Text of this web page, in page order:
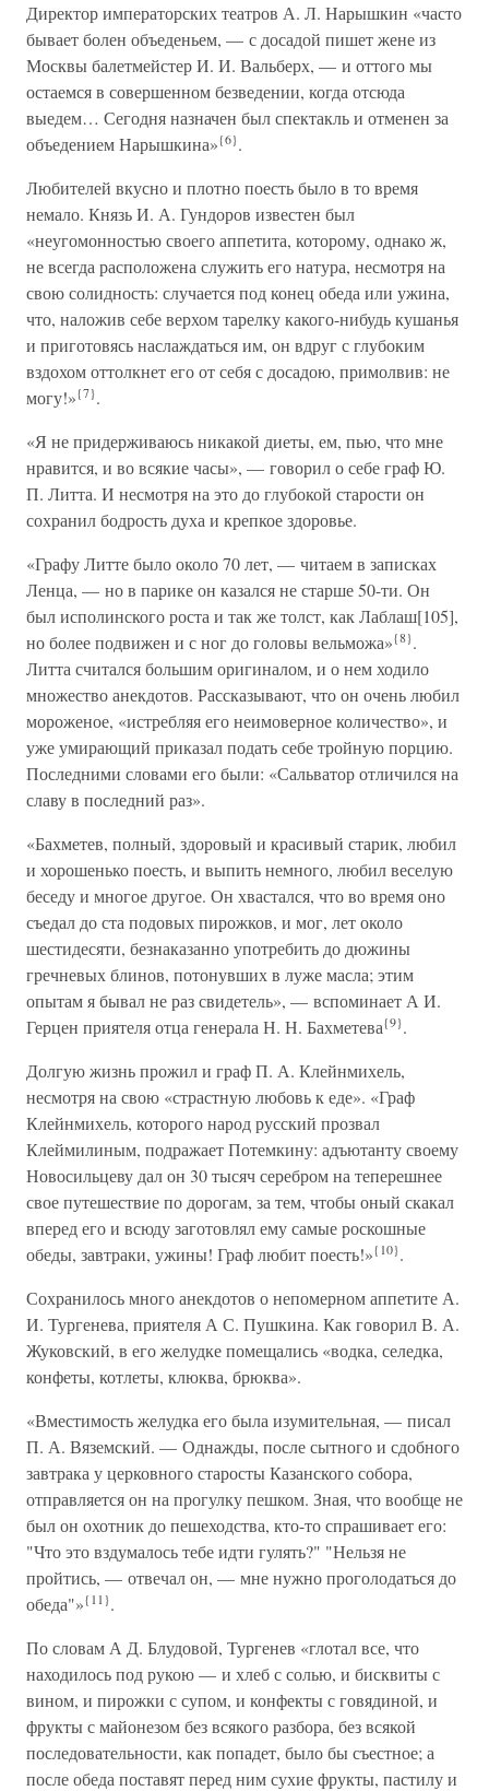
Директор императорских театров А. Л. Нарышкин «часто
бывает болен объеденьем, — с досадой пишет жене из
Москвы балетмейстер И. И. Вальберх, — и оттого мы
остаемся в совершенном безведении, когда отсюда
выедем… Сегодня назначен был спектакль и отменен за
объедением Нарышкина»{6}.
Любителей вкусно и плотно поесть было в то время
немало. Князь И. А. Гундоров известен был
«неугомонностью своего аппетита, которому, однако ж,
не всегда расположена служить его натура, несмотря на
свою солидность: случается под конец обеда или ужина,
что, наложив себе верхом тарелку какого-нибудь кушанья
и приготовясь наслаждаться им, он вдруг с глубоким
вздохом оттолкнет его от себя с досадою, примолвив: не
могу!»{7}.
«Я не придерживаюсь никакой диеты, ем, пью, что мне
нравится, и во всякие часы», — говорил о себе граф Ю.
П. Литта. И несмотря на это до глубокой старости он
сохранил бодрость духа и крепкое здоровье.
«Графу Литте было около 70 лет, — читаем в записках
Ленца, — но в парике он казался не старше 50-ти. Он
был исполинского роста и так же толст, как Лаблаш[105],
но более подвижен и с ног до головы вельможа»{8}.
Литта считался большим оригиналом, и о нем ходило
множество анекдотов. Рассказывают, что он очень любил
мороженое, «истребляя его неимоверное количество», и
уже умирающий приказал подать себе тройную порцию.
Последними словами его были: «Сальватор отличился на
славу в последний раз».
«Бахметев, полный, здоровый и красивый старик, любил
и хорошенько поесть, и выпить немного, любил веселую
беседу и многое другое. Он хвастался, что во время оно
съедал до ста подовых пирожков, и мог, лет около
шестидесяти, безнаказанно употребить до дюжины
гречневых блинов, потонувших в луже масла; этим
опытам я бывал не раз свидетель», — вспоминает А И.
Герцен приятеля отца генерала Н. Н. Бахметева{9}.
Долгую жизнь прожил и граф П. А. Клейнмихель,
несмотря на свою «страстную любовь к еде». «Граф
Клейнмихель, которого народ русский прозвал
Клеймилиным, подражает Потемкину: адъютанту своему
Новосильцеву дал он 30 тысяч серебром на теперешнее
свое путешествие по дорогам, за тем, чтобы оный скакал
вперед его и всюду заготовлял ему самые роскошные
обеды, завтраки, ужины! Граф любит поесть!»{10}.
Сохранилось много анекдотов о непомерном аппетите А.
И. Тургенева, приятеля А С. Пушкина. Как говорил В. А.
Жуковский, в его желудке помещались «водка, селедка,
конфеты, котлеты, клюква, брюква».
«Вместимость желудка его была изумительная, — писал
П. А. Вяземский. — Однажды, после сытного и сдобного
завтрака у церковного старосты Казанского собора,
отправляется он на прогулку пешком. Зная, что вообще не
был он охотник до пешеходства, кто-то спрашивает его:
"Что это вздумалось тебе идти гулять?" "Нельзя не
пройтись, — отвечал он, — мне нужно проголодаться до
обеда"»{11}.
По словам А Д. Блудовой, Тургенев «глотал все, что
находилось под рукою — и хлеб с солью, и бисквиты с
вином, и пирожки с супом, и конфекты с говядиной, и
фрукты с майонезом без всякого разбора, без всякой
последовательности, как попадет, было бы съестное; а
после обеда поставят перед ним сухие фрукты, пастилу и